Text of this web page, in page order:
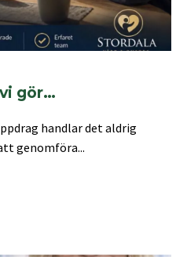
gör…
handlar det aldrig
genomföra...